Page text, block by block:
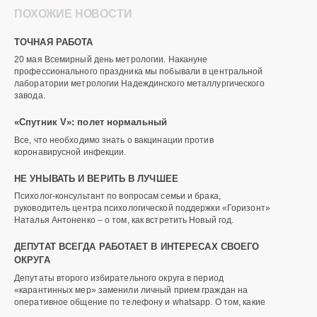
ПОХОЖИЕ НОВОСТИ
ТОЧНАЯ РАБОТА
20 мая Всемирный день метрологии. Накануне
профессионального праздника мы побывали в центральной
лаборатории метрологии Надеждинского металлургического
завода.
«Спутник V»: полет нормальный
Все, что необходимо знать о вакцинации против
коронавирусной инфекции.
НЕ УНЫВАТЬ И ВЕРИТЬ В ЛУЧШЕЕ
Психолог-консультант по вопросам семьи и брака,
руководитель центра психологической поддержки «Горизонт»
Наталья Антоненко – о том, как встретить Новый год.
ДЕПУТАТ ВСЕГДА РАБОТАЕТ В ИНТЕРЕСАХ СВОЕГО
ОКРУГА
Депутаты второго избирательного округа в период
«карантинных мер» заменили личный прием граждан на
оперативное общение по телефону и whatsapp. О том, какие